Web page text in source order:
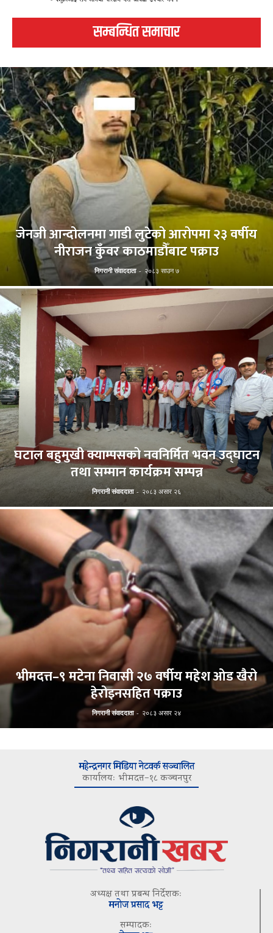
सम्बन्धित समाचार
जेनजी आन्दोलनमा गाडी लुटेको आरोपमा २३ वर्षीय
नीराजन कुँवर काठमाडौँबाट पक्राउ
निगरानी संवाददाता - २०८३ साउन ७
घटाल बहुमुखी क्याम्पसको नवनिर्मित भवन उद्घाटन
तथा सम्मान कार्यक्रम सम्पन्न
निगरानी संवाददाता - २०८३ असार २६
भीमदत्त–९ मटेना निवासी २७ वर्षीय महेश ओड खैरो
हेरोइनसहित पक्राउ
निगरानी संवाददाता - २०८३ असार २४
महेन्द्रनगर मिडिया नेटवर्क सञ्चालित
कार्यालयः भीमदत्त–१८ कञ्चनपुर
अध्यक्ष तथा प्रबन्ध निर्देशकः
मनोज प्रसाद भट्ट
सम्पादकः